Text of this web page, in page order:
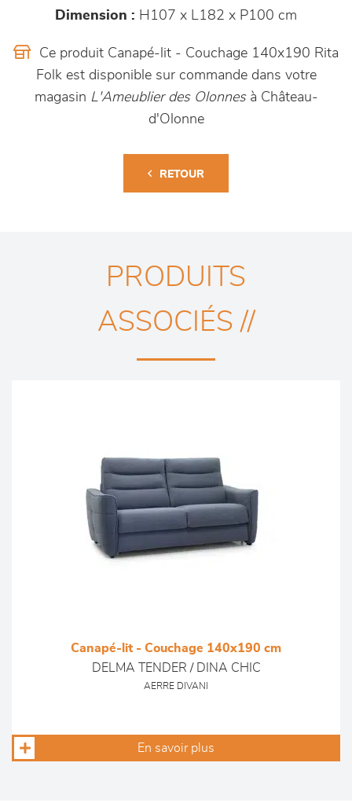
Dimension : H107 x L182 x P100 cm
Ce produit Canapé-lit - Couchage 140x190 Rita
Folk est disponible sur commande dans votre
magasin L'Ameublier des Olonnesà Château-
d'Olonne
RETOUR
PRODUITS
ASSOCIÉS //
Canapé-lit - Couchage 140x190 cm
DELMA TENDER / DINA CHIC
AERRE DIVANI
En savoir plus